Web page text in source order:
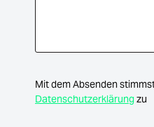
Mit dem Absenden
Datenschutzerklärung zu